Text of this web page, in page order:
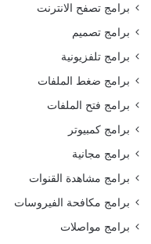
برامج تصفح الانترنت
برامج تصميم
برامج تلفزيونية
برامج ضغط الملفات
برامج فتح الملفات
برامج كمبيوتر
برامج مجانية
برامج مشاهدة القنوات
برامج مكافحة الفيروسات
برامج مواصلات